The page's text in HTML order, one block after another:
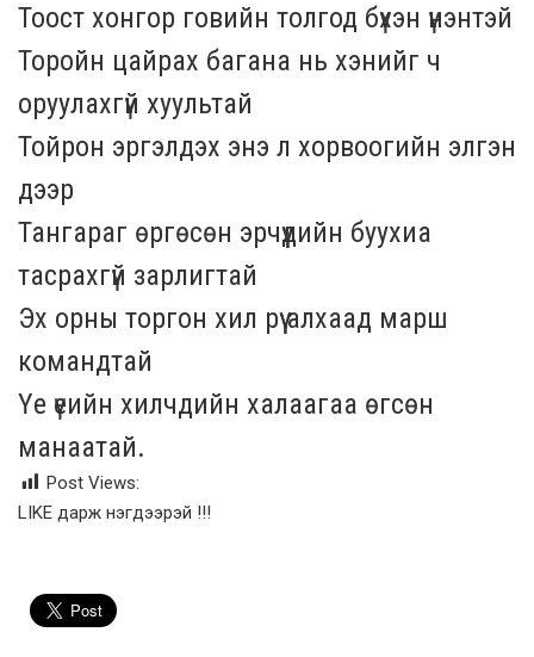
Тоост хонгор говийн толгод бүхэн үнэнтэй
Торойн цайрах багана нь хэнийг ч
оруулахгүй хуультай
Тойрон эргэлдэх энэ л хорвоогийн элгэн
дээр
Тангараг өргөсөн эрчүүдийн буухиа
тасрахгүй зарлигтай
Эх орны торгон хил рүү алхаад марш
командтай
Үе үеийн хилчдийн халаагаа өгсөн
манаатай.
Post Views:
LIKE дарж нэгдээрэй !!!